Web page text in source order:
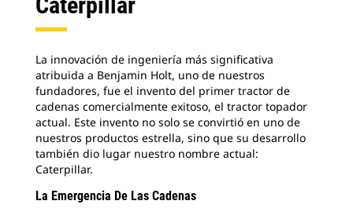
La innovación de ingeniería más significativa
atribuida a Benjamin Holt, uno de nuestros
fundadores, fue el invento del primer tractor de
cadenas comercialmente exitoso, el tractor topador
actual. Este invento no solo se convirtió en uno de
nuestros productos estrella, sino que su desarrollo
también dio lugar nuestro nombre actual:
Caterpillar.
La Emergencia De Las Cadenas